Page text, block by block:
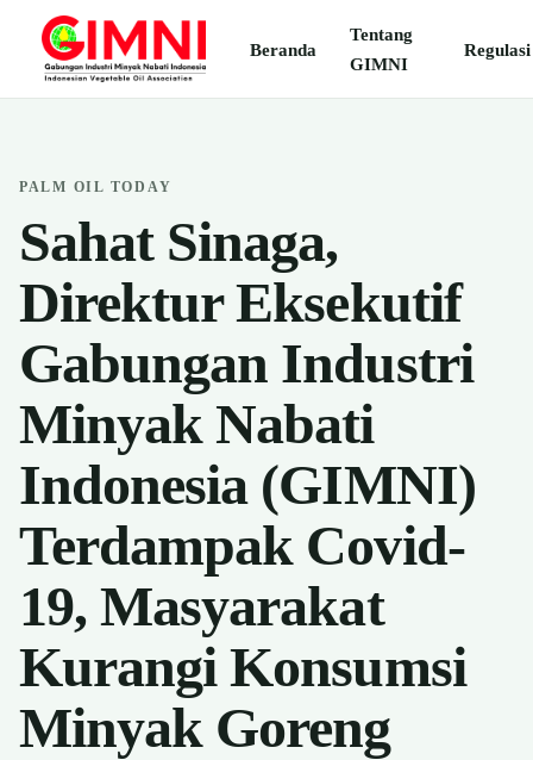
Beranda
Tentang
GIMNI
Regulasi
PALM OIL TODAY
Sahat Sinaga,
Direktur Eksekutif
Gabungan Industri
Minyak Nabati
Indonesia (GIMNI)
Terdampak Covid-
19, Masyarakat
Kurangi Konsumsi
Minyak Goreng